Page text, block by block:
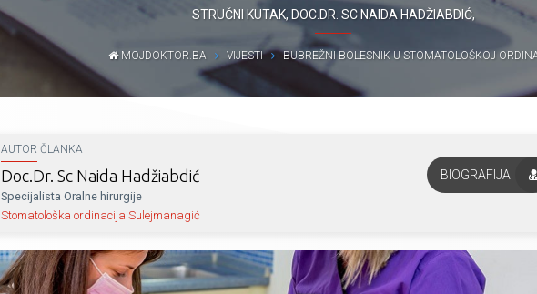
STRUČNI KUTAK, DOC.DR. SC NAIDA HADŽIABDIĆ,
MOJDOKTOR.BA VIJESTI BUBREŽNI BOLESNIK U STOMATOLOŠKOJ
AUTOR ČLANKA
Doc.Dr. Sc Naida Hadžiabdić
Specijalista Oralne hirurgije
Stomatološka ordinacija Sulejmanagić
BIOGRAFIJA